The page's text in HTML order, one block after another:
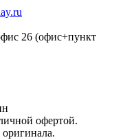
26 (офис+пункт
офертой.